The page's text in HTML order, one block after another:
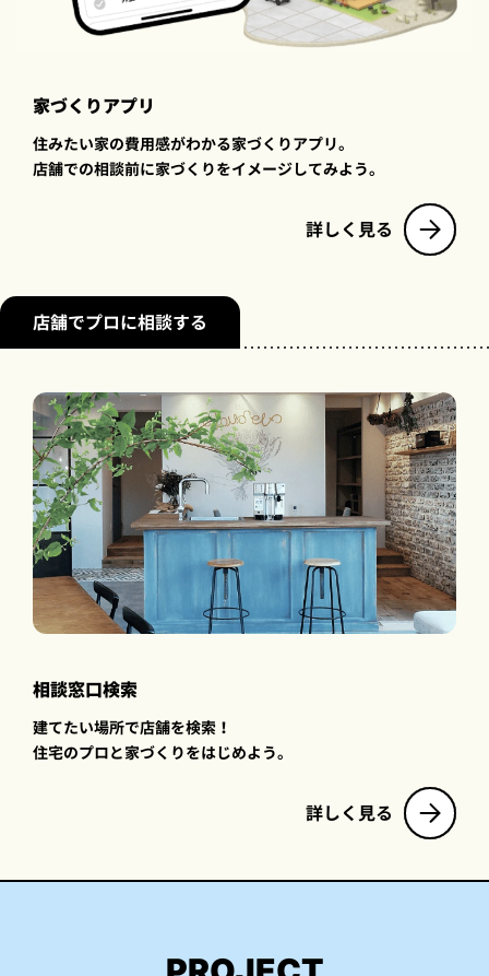
家づくりアプリ
住みたい家の費用感がわかる家づくりアプリ。
店舗での相談前に家づくりをイメージしてみよう。
詳しく見る
店舗でプロに相談する
相談窓口検索
建てたい場所で店舗を検索！
住宅のプロと家づくりをはじめよう。
詳しく見る